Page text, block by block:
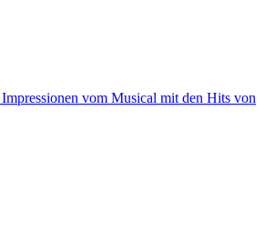
vom Musical mit den Hits von